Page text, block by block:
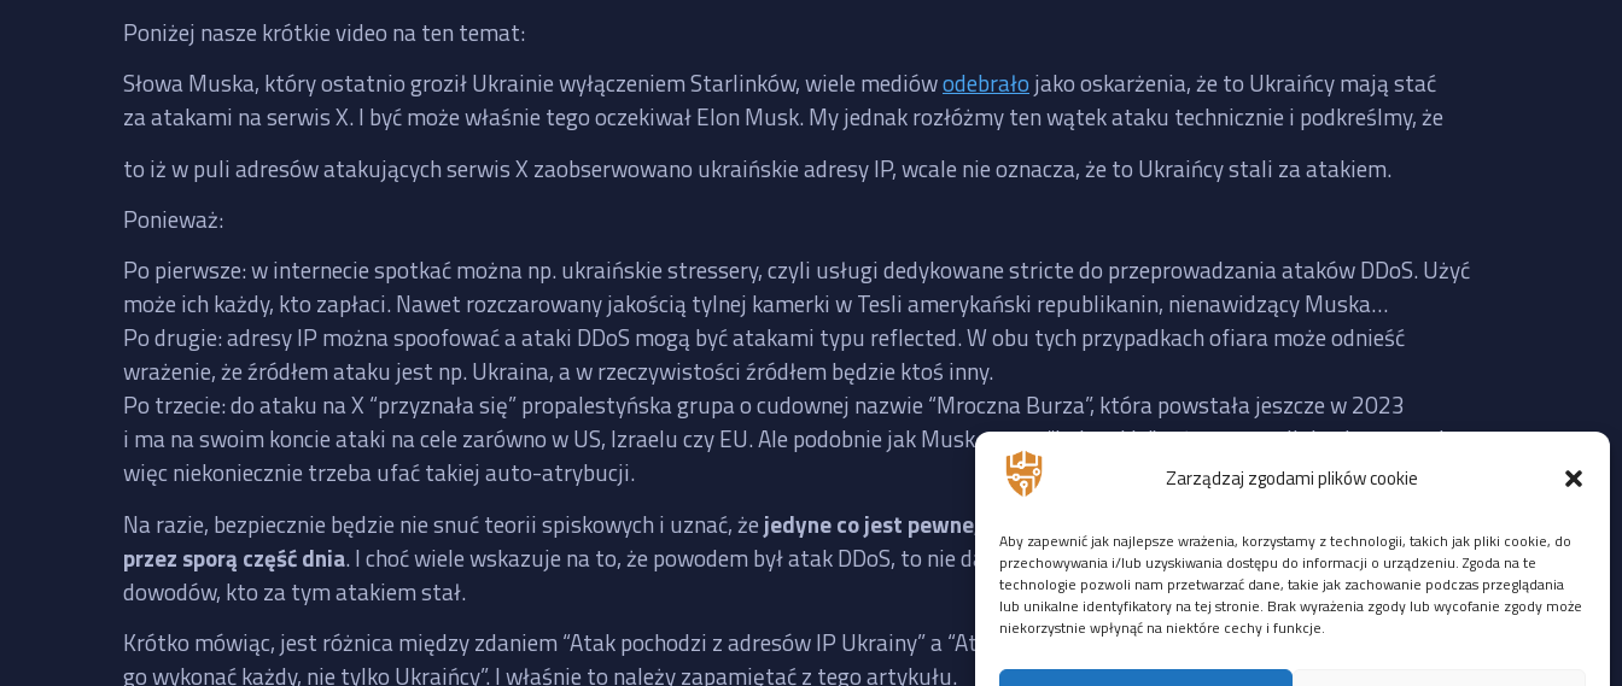
Zarządzaj zgodami plików cookie
Aby zapewnić jak najlepsze wrażenia, korzystamy z technologii, takich jak pliki cookie, do
przechowywania i/lub uzyskiwania dostępu do informacji o urządzeniu. Zgoda na te
technologie pozwoli nam przetwarzać dane, takie jak zachowanie podczas przeglądania
lub unikalne identyfikatory na tej stronie. Brak wyrażenia zgody lub wycofanie zgody może
niekorzystnie wpłynąć na niektóre cechy i funkcje.
Poniżej nasze krótkie video na ten temat:
Słowa Muska, który ostatnio groził Ukrainie wyłączeniem Starlinków, wiele mediówodebrało jako oskarżenia, że to Ukraińcy mają stać
za atakami na serwis X. I być może właśnie tego oczekiwał Elon Musk. My jednak rozłóżmy ten wątek ataku technicznie i podkreślmy, że
to iż w puli adresów atakujących serwis X zaobserwowano ukraińskie adresy IP, wcale nie oznacza, że to Ukraińcy stali za atakiem.
Ponieważ:
Po pierwsze: w internecie spotkać można np. ukraińskie stressery, czyli usługi dedykowane stricte do przeprowadzania ataków DDoS. Użyć
może ich każdy, kto zapłaci. Nawet rozczarowany jakością tylnej kamerki w Tesli amerykański republikanin, nienawidzący Muska…
Po drugie: adresy IP można spoofować a ataki DDoS mogą być atakami typu reflected. W obu tych przypadkach ofiara może odnieść
wrażenie, że źródłem ataku jest np. Ukraina, a w rzeczywistości źródłem będzie ktoś inny.
Po trzecie: do ataku na X “przyznała się” propalestyńska grupa o cudownej nazwie “Mroczna Burza”, która powstała jeszcze w 2023
i ma na swoim koncie ataki na cele zarówno w US, Izraelu czy EU. Ale podobnie jak Musk, grupy “hakerskie” też często mijają się z prawdą,
więc niekoniecznie trzeba ufać takiej auto-atrybucji.
Na razie, bezpiecznie będzie nie snuć teorii spiskowych i uznać, że jedyne co jest pewne, to to, że Twitter faktycznie nie działał wczoraj
przez sporą część dnia. I choć wiele wskazuje na to, że powodem był atak DDoS, to nie da się ustalić na bazie aktualnie udostępnionych
dowodów, kto za tym atakiem stał.
Krótko mówiąc, jest różnica między zdaniem “Atak pochodzi z adresów IP Ukrainy” a “Atak pochodzi z adresów IP Ukrainy, ale mógł
go wykonać każdy, nie tylko Ukraińcy”. I właśnie to należy zapamiętać z tego artykułu.